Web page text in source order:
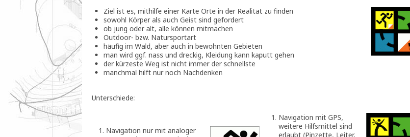
Ziel ist es, mithilfe einer Karte Orte in der Realität zu finden
sowohl Körper als auch Geist sind gefordert
ob jung oder alt, alle können mitmachen
Outdoor- bzw. Natursportart
häufig im Wald, aber auch in bewohnten Gebieten
man wird ggf. nass und dreckig, Kleidung kann kaputt gehen
der kürzeste Weg ist nicht immer der schnellste
manchmal hilft nur noch Nachdenken
Unterschiede:
Navigation nur mit analoger
Navigation mit GPS,
weitere Hilfsmittel sind
erlaubt (Pinzette, Leiter,